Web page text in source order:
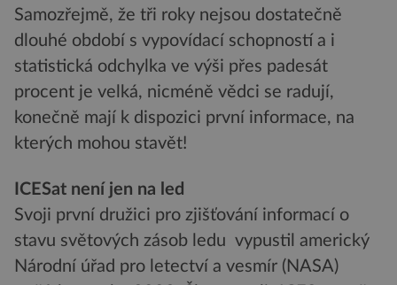
Samozřejmě, že tři roky nejsou dostatečně
dlouhé období s vypovídací schopností a i
statistická odchylka ve výši přes padesát
procent je velká, nicméně vědci se radují,
konečně mají k dispozici první informace, na
kterých mohou stavět!
ICESat není jen na led
Svoji první družici pro zjišťování informací o
stavu světových zásob ledu vypustil americký
Národní úřad pro letectví a vesmír (NASA)